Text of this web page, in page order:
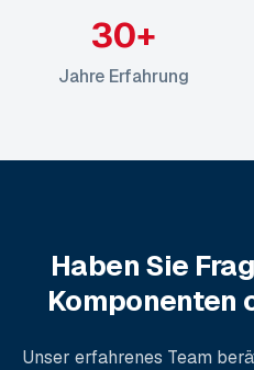
30+
Jahre Erfahrung
Haben Sie
Komponenten
Unser erfahrenes Team